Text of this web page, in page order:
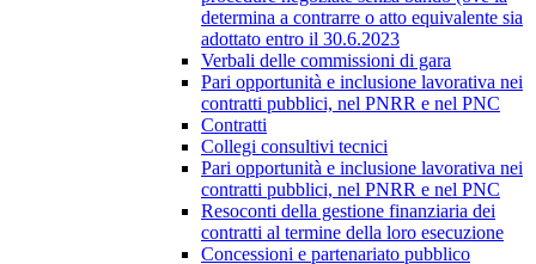
determina a contrarre o atto equivalente sia
adottato entro il 30.6.2023
Verbali delle commissioni di gara
Pari opportunità e inclusione lavorativa nei
contratti pubblici, nel PNRR e nel PNC
Contratti
Collegi consultivi tecnici
Pari opportunità e inclusione lavorativa nei
contratti pubblici, nel PNRR e nel PNC
Resoconti della gestione finanziaria dei
contratti al termine della loro esecuzione
Concessioni e partenariato pubblico